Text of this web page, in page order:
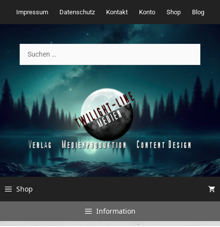
Inhalt
springen
Impressum Datenschutz Kontakt Konto Shop Blog
nach:
Shop
Information